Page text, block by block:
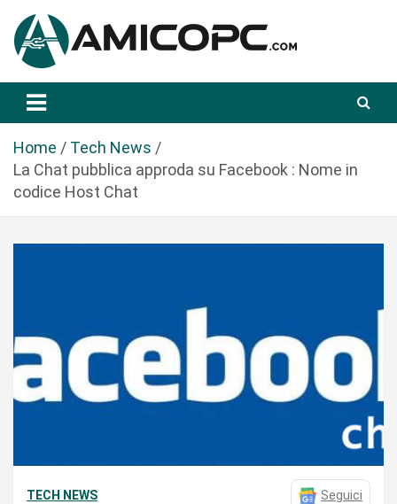
a
Amicopc.com
Home
Tech News
La Chat pubblica approda su Facebook : Nome in
codice Host Chat
TECH NEWS Seguici